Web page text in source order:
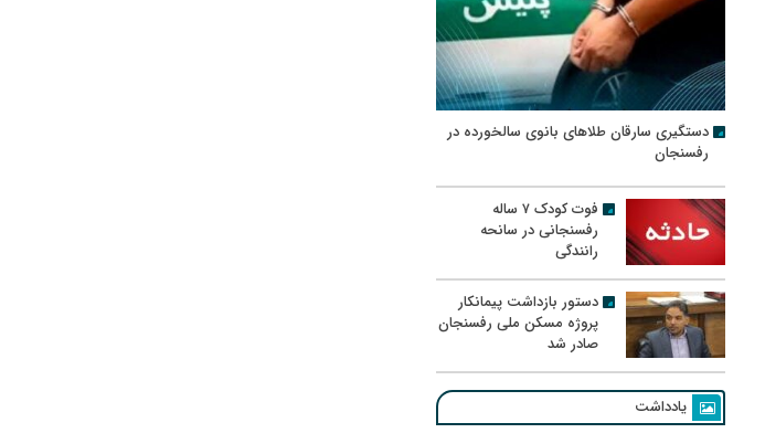
دستگیری سارقان طلاهای بانوی سالخورده در
رفسنجان
فوت کودک ۷ ساله
رفسنجانی در سانحه
رانندگی
دستور بازداشت پیمانکار
پروژه مسکن ملی رفسنجان
صادر شد
یادداشت